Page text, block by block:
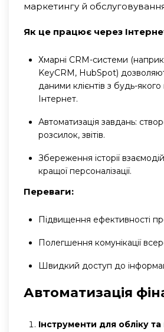
маркетингу й обслуговування
Як це працює через
Хмарні CRM-системи
KeyCRM, HubSpot)
даними клієнтів з будь-
Інтернет.
Автоматизація завдань:
розсилок, звітів.
Збереження історії
кращої персоналізації.
Переваги:
Підвищення ефективності
Полегшення комунікації
Швидкий доступ до
Автоматизація
Інструменти для обліку